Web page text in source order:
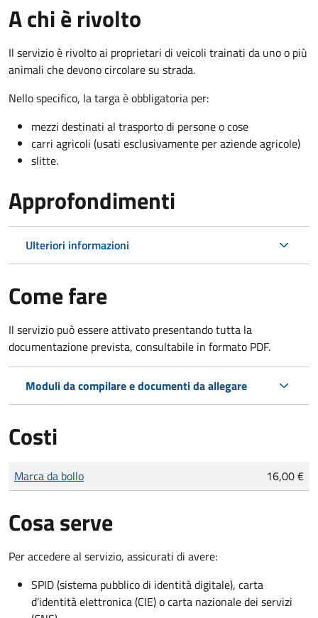
A chi è rivolto
Il servizio è rivolto ai proprietari di veicoli trainati da uno o più
animali che devono circolare su strada.
Nello specifico, la targa è obbligatoria per:
mezzi destinati al trasporto di persone o cose
carri agricoli (usati esclusivamente per aziende agricole)
slitte.
Approfondimenti
Ulteriori informazioni
Come fare
Il servizio può essere attivato presentando tutta la
documentazione prevista, consultabile in formato PDF.
Moduli da compilare e documenti da allegare
Costi
Tipo di pagamento
Importo
Marca da bollo 16,00 €
Cosa serve
Per accedere al servizio, assicurati di avere:
SPID (sistema pubblico di identità digitale), carta
d’identità elettronica (CIE) o carta nazionale dei servizi